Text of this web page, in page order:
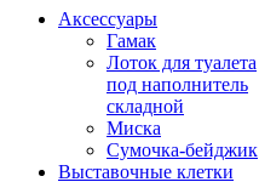
Аксессуары
Гамак
Лоток для туалета
под наполнитель
складной
Миска
Сумочка-бейджик
Выставочные клетки